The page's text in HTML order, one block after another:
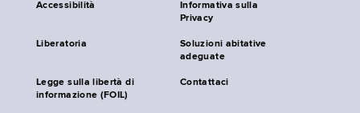
Accessibilità
Informativa sulla
Privacy
Liberatoria
Soluzioni abitative
adeguate
Legge sulla libertà di
informazione (FOIL)
Contattaci